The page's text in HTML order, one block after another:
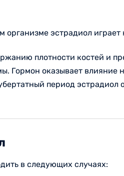
эстрадиол
плотности костей и
Гормон оказывает влияние
период эстрадиол
в следующих случаях: